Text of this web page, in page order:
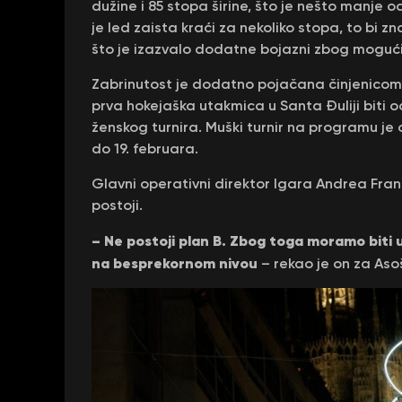
dužine i 85 stopa širine, što je nešto manje
je led zaista kraći za nekoliko stopa, to bi
što je izazvalo dodatne bojazni zbog
Zabrinutost je dodatno pojačana
prva hokejaška utakmica u Santa Đuliji biti
ženskog turnira. Muški turnir na programu
do 19. februara.
Glavni operativni direktor Igara Andrea
postoji.
– Ne postoji plan B. Zbog toga moramo
na besprekornom nivou – rekao je on za